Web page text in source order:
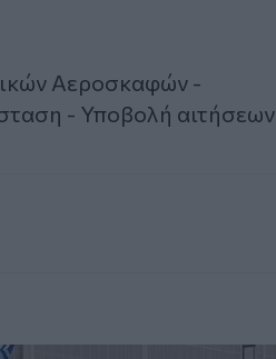
Αεροσκαφών -
- Υποβολή αιτήσεων